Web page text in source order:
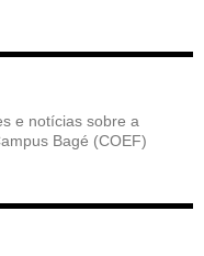
e notícias sobre a
Bagé (COEF)